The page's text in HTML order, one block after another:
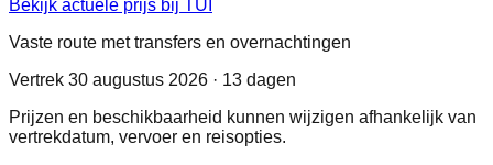
Bekijk actuele prijs bij TUI
Vaste route met transfers en overnachtingen
Vertrek 30 augustus 2026 · 13 dagen
Prijzen en beschikbaarheid kunnen wijzigen afhankelijk van
vertrekdatum, vervoer en reisopties.